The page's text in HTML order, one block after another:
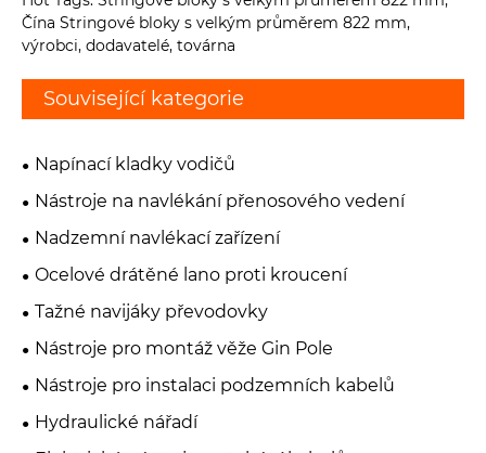
Čína Stringové bloky s velkým průměrem 822 mm,
výrobci, dodavatelé, továrna
Související kategorie
Napínací kladky vodičů
Nástroje na navlékání přenosového vedení
Nadzemní navlékací zařízení
Ocelové drátěné lano proti kroucení
Tažné navijáky převodovky
Nástroje pro montáž věže Gin Pole
Nástroje pro instalaci podzemních kabelů
Hydraulické nářadí